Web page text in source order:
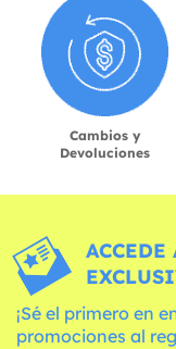
Cambios y
Devoluciones
¡Sé el primero en
promociones al